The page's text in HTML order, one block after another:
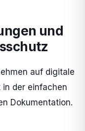
und
auf digitale
in der einfachen
Dokumentation.